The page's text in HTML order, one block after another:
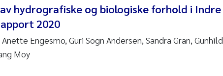
Aarhus Bratsberg
de Wit
Franqois Jaccard
hydrografiske og biologiske forhold i Indre
2020
Engesmo, Guri Sogn Andersen, Sandra Gran, Gunhild
Moy